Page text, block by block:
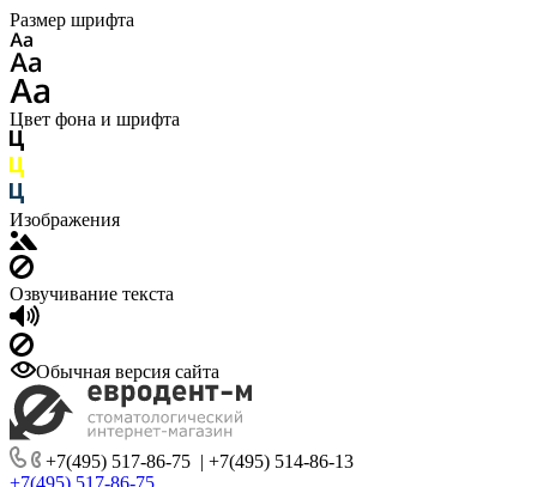
Размер шрифта
Цвет фона и шрифта
Изображения
Озвучивание текста
Обычная версия сайта
+7(495) 517-86-75 | +7(495) 514-86-13